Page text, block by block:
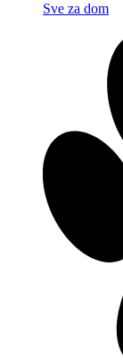
Sve za dom